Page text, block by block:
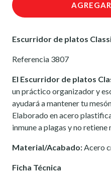
Escurridor de platos
Referencia 3807
El Escurridor de platos
un práctico organizador y
ayudará a mantener tu
Elaborado en acero
inmune a plagas y no retiene
Material/Acabado:Acero
Ficha Técnica